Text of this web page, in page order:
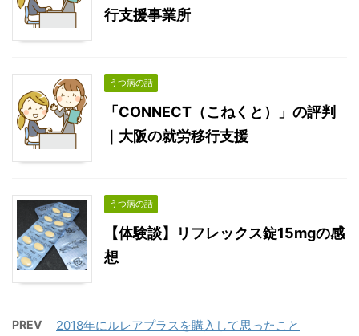
行支援事業所
うつ病の話
「CONNECT（こねくと）」の評判
｜大阪の就労移行支援
うつ病の話
【体験談】リフレックス錠15mgの感
想
PREV 2018年にルレアプラスを購入して思ったこと